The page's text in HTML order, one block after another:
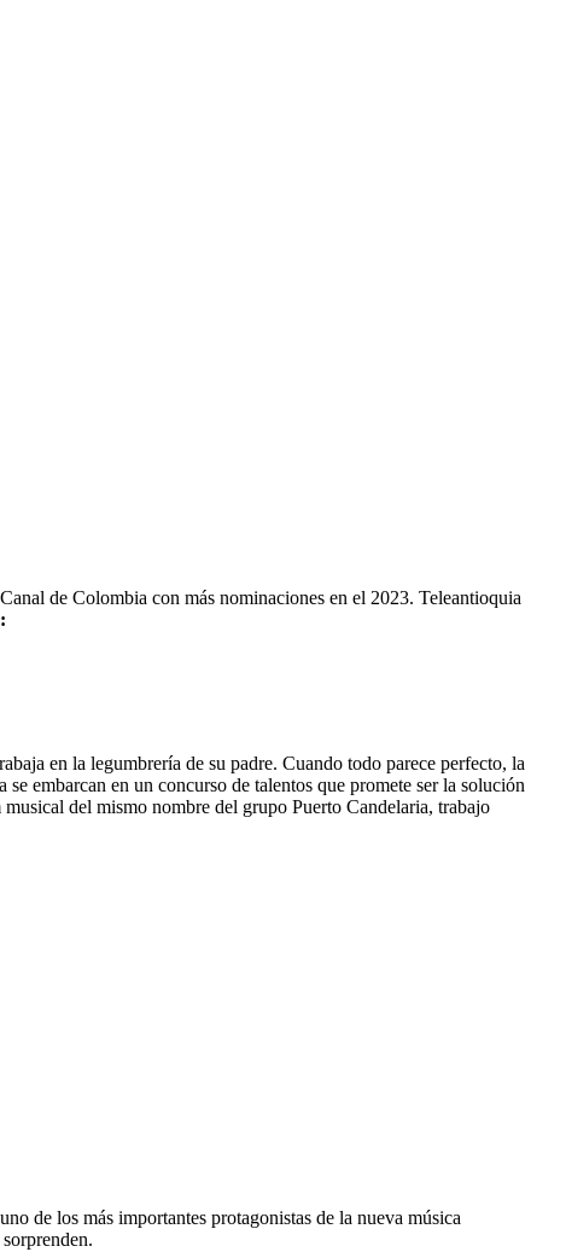
de Colombia con más nominaciones en el 2023. Teleantioquia
en la legumbrería de su padre. Cuando todo parece perfecto, la
embarcan en un concurso de talentos que promete ser la solución
del mismo nombre del grupo Puerto Candelaria, trabajo
de los más importantes protagonistas de la nueva música